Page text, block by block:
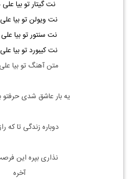
نت گیتار تو بیا علی
نت ویولن تو بیا علی
نت سنتور تو بیا علی
نت کیبورد تو بیا
متن آهنگ تو بیا
یه بار عاشق شدی
دوباره زندگی تا که
نذاری بپره این
آخره